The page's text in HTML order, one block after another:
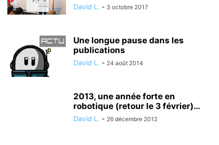
David L. - 3 octobre 2017
Une longue pause dans les
publications
David L. - 24 août 2014
2013, une année forte en
robotique (retour le 3 février)…
David L. - 26 décembre 2012